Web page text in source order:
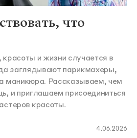
что
и жизни случается в
заглядывают парикмахеры,
маникюра. Рассказываем, чем
и приглашаем присоединиться
красоты.
4.06.2026